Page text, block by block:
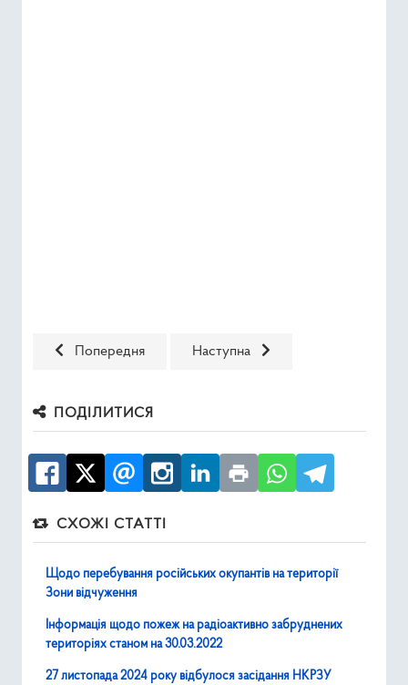
Попередня стаття: Інформація щодо пожеж на
Попередня Наступна стаття: Радіаційна
Наступна
ПОДІЛИТИСЯ
СХОЖІ СТАТТІ
Щодо перебування російських окупантів на території
Зони відчуження
Інформація щодо пожеж на радіоактивно забруднених
територіях станом на 30.03.2022
27 листопада 2024 року відбулося засідання НКРЗУ